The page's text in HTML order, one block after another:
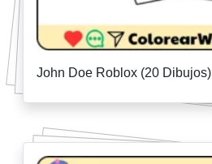
John Doe Roblox (20 Dibujos)